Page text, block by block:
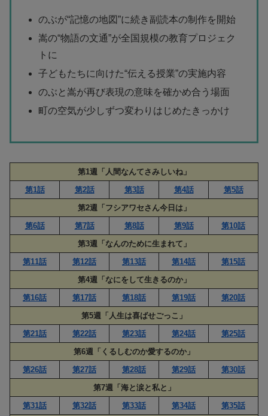
のぶが“記憶の地図”に続き副読本の制作を開始
嵩の“物語の文通”が全国規模の教育プロジェク
トに
子どもたちに向けた“伝える授業”の実施内容
のぶと嵩が再び表現の意味を確かめ合う場面
町の空気が少しずつ変わりはじめたきっかけ
第1週「人間なんてさみしいね」
第1話
第2話 第3話 第4話
第5話
第2週「フシアワセさん今日は」
第6話
第7話 第8話 第9話
第10話
第3週「なんのために生まれて」
第11話
第12話 第13話 第14話
第15話
第4週「なにをして生きるのか」
第16話
第17話 第18話 第19話
第20話
第5週「人生は喜ばせごっこ」
第21話
第22話 第23話 第24話
第25話
第6週「くるしむのか愛するのか」
第26話
第27話 第28話 第29話
第30話
第7週「海と涙と私と」
第31話
第32話 第33話 第34話 第35話